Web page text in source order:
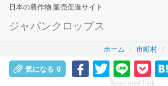
日本の農作物 販売促進サイト
ジャパンクロップス
ホーム 市町村
気になる 0
Sponsored Link